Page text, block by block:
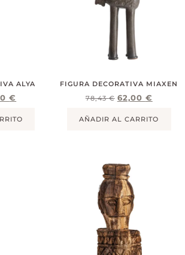
ALYA
€
FIGURA DECORATIVA MIAXEN
78,43€ 62,00 €
AÑADIR AL CARRITO